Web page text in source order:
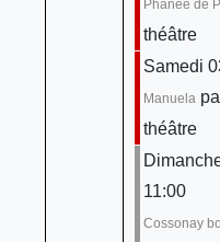
Phanee de
théâtre
Samedi
Manuela
théâtre
11:00
Cossonay